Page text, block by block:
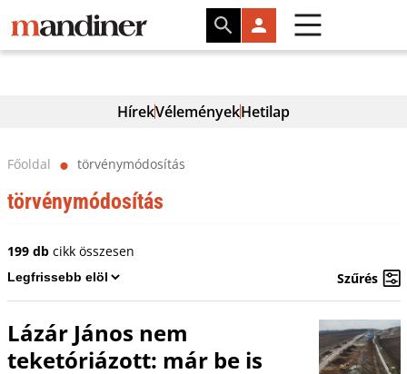
HírekVéleményekHetilap
Főoldal ⬤ törvénymódosítás
törvénymódosítás
199 dbcikk összesen
Szűrés
Lázár János nem
teketóriázott: már be is